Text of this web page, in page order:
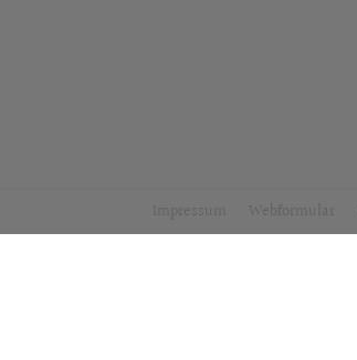
Impressum Webformular